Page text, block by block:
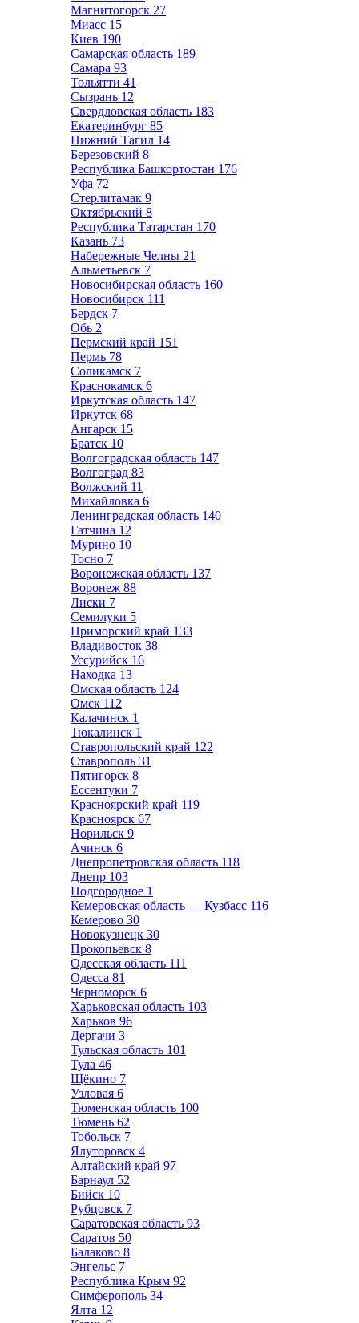
Магнитогорск 27
Миасс 15
Киев 190
Самарская область 189
Самара 93
Тольятти 41
Сызрань 12
Свердловская область 183
Екатеринбург 85
Нижний Тагил 14
Березовский 8
Республика Башкортостан 176
Уфа 72
Стерлитамак 9
Октябрьский 8
Республика Татарстан 170
Казань 73
Набережные Челны 21
Альметьевск 7
Новосибирская область 160
Новосибирск 111
Бердск 7
Обь 2
Пермский край 151
Пермь 78
Соликамск 7
Краснокамск 6
Иркутская область 147
Иркутск 68
Ангарск 15
Братск 10
Волгоградская область 147
Волгоград 83
Волжский 11
Михайловка 6
Ленинградская область 140
Гатчина 12
Мурино 10
Тосно 7
Воронежская область 137
Воронеж 88
Лиски 7
Семилуки 5
Приморский край 133
Владивосток 38
Уссурийск 16
Находка 13
Омская область 124
Омск 112
Калачинск 1
Тюкалинск 1
Ставропольский край 122
Ставрополь 31
Пятигорск 8
Ессентуки 7
Красноярский край 119
Красноярск 67
Норильск 9
Ачинск 6
Днепропетровская область 118
Днепр 103
Подгородное 1
Кемеровская область — Кузбасс 116
Кемерово 30
Новокузнецк 30
Прокопьевск 8
Одесская область 111
Одесса 81
Черноморск 6
Харьковская область 103
Харьков 96
Дергачи 3
Тульская область 101
Тула 46
Щёкино 7
Узловая 6
Тюменская область 100
Тюмень 62
Тобольск 7
Ялуторовск 4
Алтайский край 97
Барнаул 52
Бийск 10
Рубцовск 7
Саратовская область 93
Саратов 50
Балаково 8
Энгельс 7
Республика Крым 92
Симферополь 34
Ялта 12